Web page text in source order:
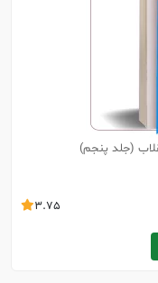
(جلد پنجم)
3.75